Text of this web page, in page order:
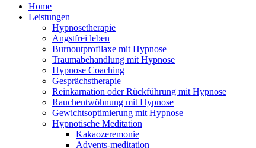
Home
Leistungen
Hypnosetherapie
Angstfrei leben
Burnoutprofilaxe mit Hypnose
Traumabehandlung mit Hypnose
Hypnose Coaching
Gesprächstherapie
Reinkarnation oder Rückführung mit Hypnose
Rauchentwöhnung mit Hypnose
Gewichtsoptimierung mit Hypnose
Hypnotische Meditation
Kakaozeremonie
Advents-meditation